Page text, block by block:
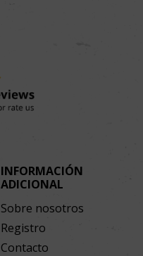
INFORMACIÓN
ADICIONAL
Sobre nosotros
Registro
Contacto